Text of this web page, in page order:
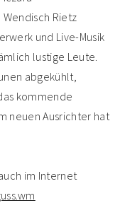
Rietz
und Live-Musik
lustige Leute.
abgekühlt,
kommende
neuen Ausrichter hat
im Internet